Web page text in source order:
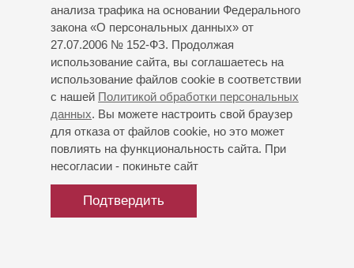
анализа трафика на основании Федерального
закона «О персональных данных» от
27.07.2006 № 152-ФЗ. Продолжая
использование сайта, вы соглашаетесь на
использование файлов cookie в соответствии
с нашей Политикой обработки персональных
данных. Вы можете настроить свой браузер
для отказа от файлов cookie, но это может
повлиять на функциональность сайта. При
несогласии - покиньте сайт
Подтвердить
О.Респиги): «Море и чайки», «Ярмарка», Похоронный
марш, «Красная шапочка и Серый волк», Марш